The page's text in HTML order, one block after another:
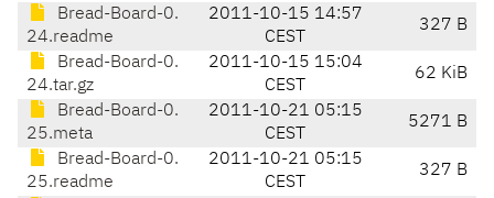
Bread-Board-0.
24.readme
2011-10-15 14:57
CEST
327 B
Bread-Board-0.
24.tar.gz
2011-10-15 15:04
CEST
62 KiB
Bread-Board-0.
25.meta
2011-10-21 05:15
CEST
5271 B
Bread-Board-0.
25.readme
2011-10-21 05:15
CEST
327 B